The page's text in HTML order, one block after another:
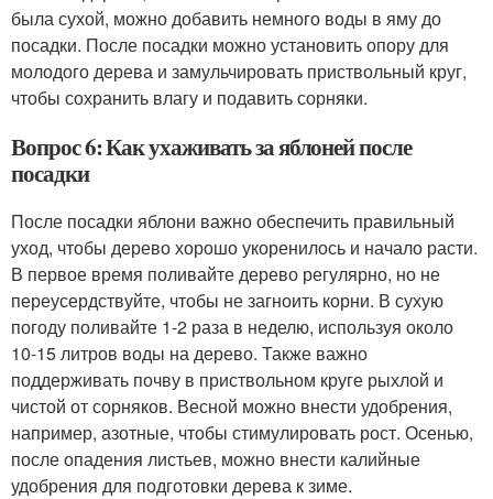
была сухой, можно добавить немного воды в яму до
посадки. После посадки можно установить опору для
молодого дерева и замульчировать приствольный круг,
чтобы сохранить влагу и подавить сорняки.
Вопрос 6: Как ухаживать за яблоней после
посадки
После посадки яблони важно обеспечить правильный
уход, чтобы дерево хорошо укоренилось и начало расти.
В первое время поливайте дерево регулярно, но не
переусердствуйте, чтобы не загноить корни. В сухую
погоду поливайте 1-2 раза в неделю, используя около
10-15 литров воды на дерево. Также важно
поддерживать почву в приствольном круге рыхлой и
чистой от сорняков. Весной можно внести удобрения,
например, азотные, чтобы стимулировать рост. Осенью,
после опадения листьев, можно внести калийные
удобрения для подготовки дерева к зиме.